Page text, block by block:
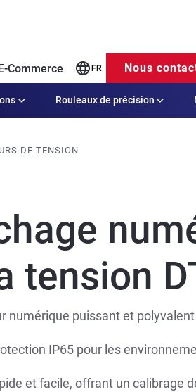
Commerce FR Nous
Rouleaux de précision
DE TENSION
tension
numérique puissant et
IP65 pour les
et facile, offrant un calibrage